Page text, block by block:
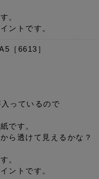
。
ントです。
［6613］
っているので
です。
ら透けて見えるかな？
。
ントです。